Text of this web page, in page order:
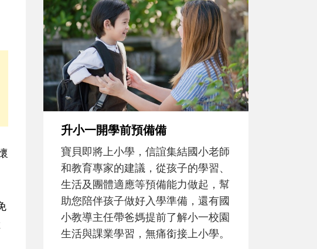
師
、
國
校園
學。
和孩子一起長大的那個男人│讀
懂父親的不同模樣
沒有人天生就擅長當爸爸！男人總是
在一次次「前所未有」的體驗中，跟
著孩子一起長大。從給予安全感的肢
體遊戲，到獨立自主、角色認同及解
決問題的能力養成。爸爸正嘗試用不
同的模樣，參與孩子每個重要的成長
歷程。